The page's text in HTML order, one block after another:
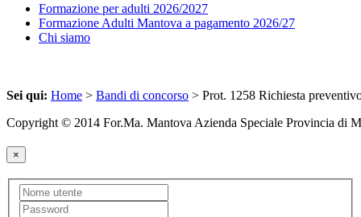
Formazione per adulti 2026/2027
Formazione Adulti Mantova a pagamento 2026/27
Chi siamo
Sei qui: Home > Bandi di concorso > Prot. 1258 Richiesta
Copyright © 2014 For.Ma. Mantova Azienda Speciale Provincia di
×